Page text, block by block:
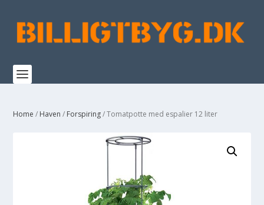
Home / Haven / Forspiring/ Tomatpotte med espalier 12 liter